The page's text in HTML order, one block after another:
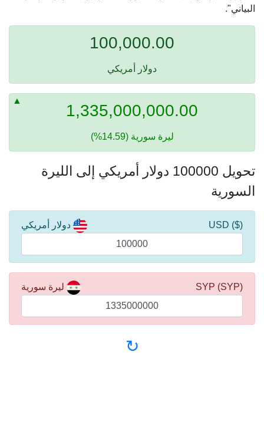
البياني".
100,000.00
دولار أمريكي
1,335,000,000.00
ليرة سورية (14.59%)
تحويل 100000 دولار أمريكي إلى الليرة
السورية
دولار أمريكي ($) USD
ليرة سورية (SYP) SYP
↻